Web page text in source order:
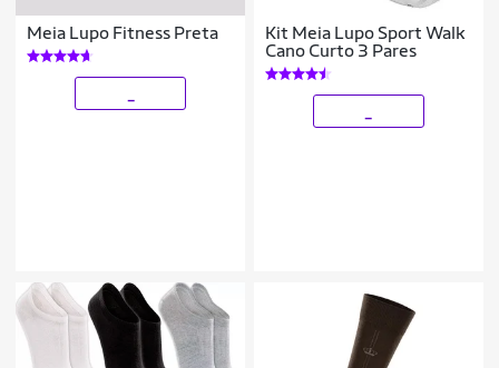
Meia Lupo Fitness Preta
Kit Meia Lupo Sport Walk
Cano Curto 3 Pares